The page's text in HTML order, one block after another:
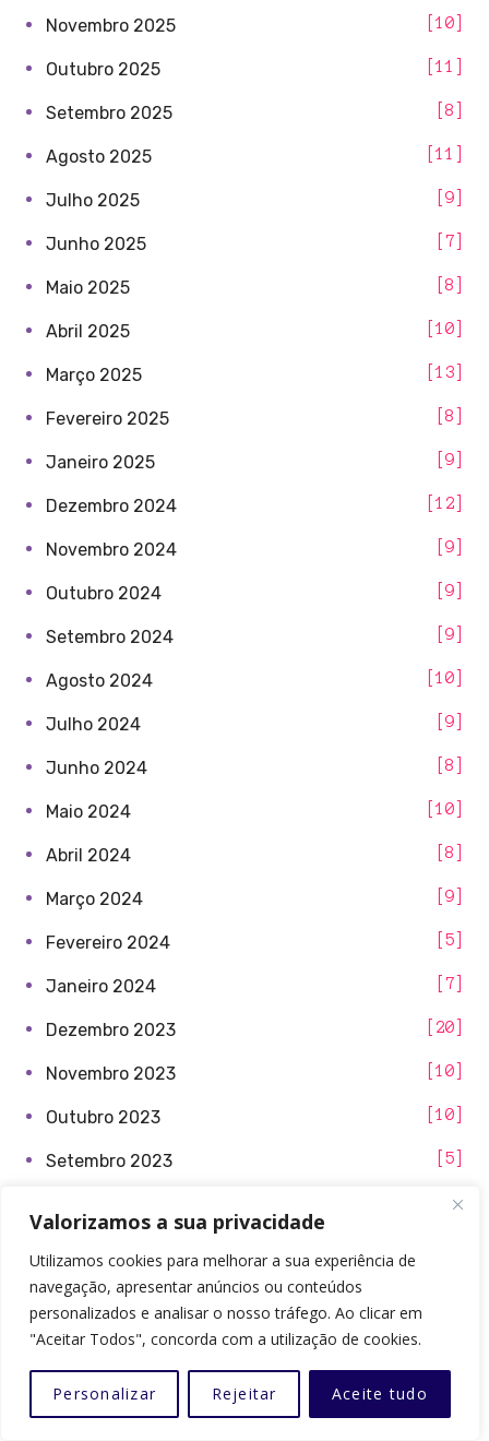
Valorizamos a sua privacidade
Utilizamos cookies para melhorar a sua experiência de
navegação, apresentar anúncios ou conteúdos
personalizados e analisar o nosso tráfego. Ao clicar em
"Aceitar Todos", concorda com a utilização de cookies.
Personalizar Rejeitar Aceite tudo
Novembro 2025 10
Outubro 2025 11
Setembro 2025 8
Agosto 2025 11
Julho 2025 9
Junho 2025 7
Maio 2025 8
Abril 2025 10
Março 2025 13
Fevereiro 2025 8
Janeiro 2025 9
Dezembro 2024 12
Novembro 2024 9
Outubro 2024 9
Setembro 2024 9
Agosto 2024 10
Julho 2024 9
Junho 2024 8
Maio 2024 10
Abril 2024 8
Março 2024 9
Fevereiro 2024 5
Janeiro 2024 7
Dezembro 2023 20
Novembro 2023 10
Outubro 2023 10
Setembro 2023 5
5
Junho 2023
Maio 2023
Abril 2023 7
Março 2023 6